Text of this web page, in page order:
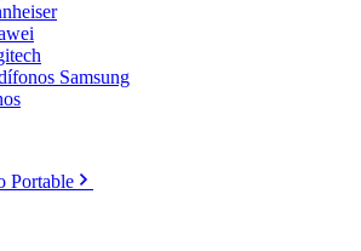
Samsung
Portable